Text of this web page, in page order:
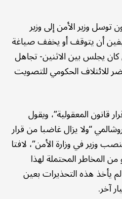
توسل وزير الأمن إلى وزير
أن يتوقف أو يخفف صياغة
كان يجلس بين الاثنين- تجاهل
للائتلاف الحكومي للتصويت
قانون المعقولية”، ويقول
“ولا يزال غاضبا من قرار
وزير في وزارة الأمن”، لافتا
المخاطر المحتملة لهذا
يأخذ هذه التحذيرات بعين
آخر.